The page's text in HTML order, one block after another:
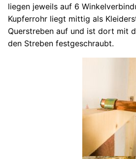
liegen jeweils auf 6
Kupferrohr liegt mittig als
Querstreben auf und ist dort mit
den Streben festgeschraubt.